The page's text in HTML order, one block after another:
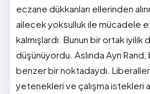
eczane dükkanları ellerinden
ailecek yoksulluk ile mücadele
kalmışlardı. Bunun bir ortak iyilik
düşünüyordu. Aslında Ayn
benzer bir noktadaydı.
yetenekleri ve çalışma istekleri